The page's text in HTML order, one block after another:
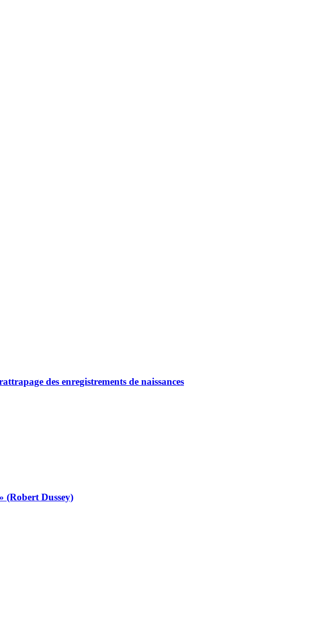
des enregistrements de naissances
(Robert Dussey)